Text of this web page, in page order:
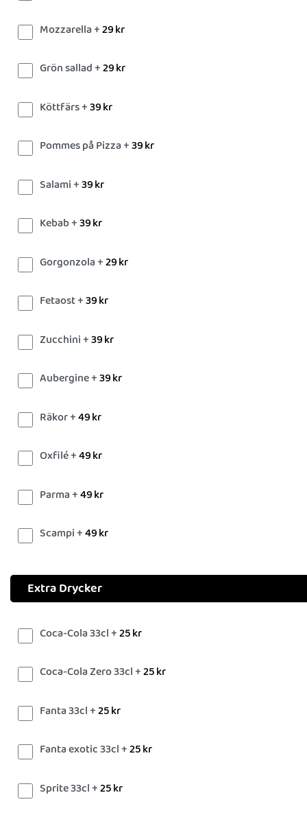
Mozzarella +29kr
Grön sallad +29kr
Köttfärs +39kr
Pommes på Pizza +39kr
Salami +39kr
Kebab +39kr
Gorgonzola +29kr
Fetaost +39kr
Zucchini +39kr
Aubergine +39kr
Räkor +49kr
Oxfilé +49kr
Parma +49kr
Scampi +49kr
Extra Drycker
Coca-Cola 33cl +25kr
Coca-Cola Zero 33cl +25kr
Fanta 33cl +25kr
Fanta exotic 33cl +25kr
Sprite 33cl +25kr